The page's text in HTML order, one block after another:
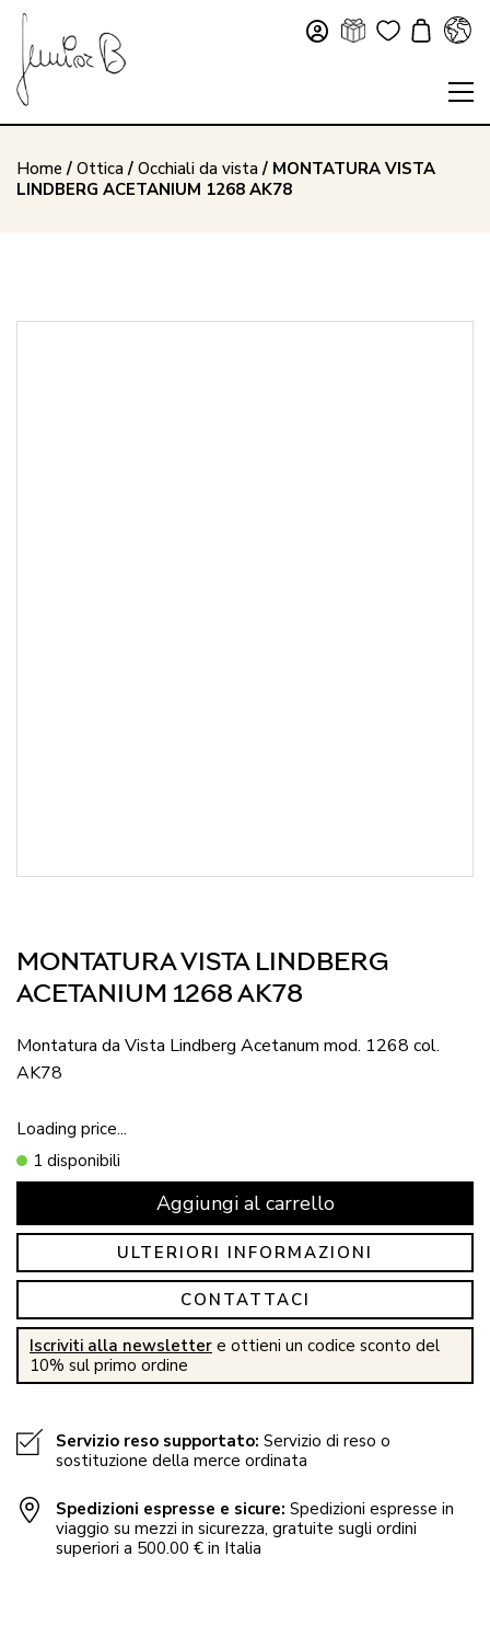
Home / Ottica/ Occhiali da vista/ MONTATURA VISTA
LINDBERG ACETANIUM 1268 AK78
MONTATURA VISTA LINDBERG
ACETANIUM 1268 AK78
Montatura da Vista Lindberg Acetanum mod. 1268 col.
AK78
Loading price...
1 disponibili
Aggiungi al carrello
ULTERIORI INFORMAZIONI
CONTATTACI
Iscriviti alla newsletter e ottieni un codice sconto del
10% sul primo ordine
Servizio reso supportato: Servizio di reso o
sostituzione della merce ordinata
Spedizioni espresse e sicure: Spedizioni espresse in
viaggio su mezzi in sicurezza, gratuite sugli ordini
superiori a 500.00 € in Italia